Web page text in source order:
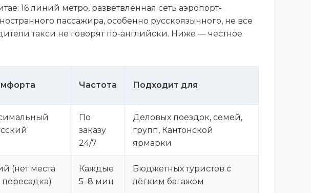
16 линий метро, разветвлённая сеть аэропорт-
пассажира, особенно русскоязычного, не все
такси не говорят по-английски. Ниже — честное
Частота Подходит для
По
заказу
24/7
Деловых поездок, семей,
групп, Кантонской
ярмарки
(нет места
пересадка)
Каждые
5–8 мин
Бюджетных туристов с
лёгким багажом